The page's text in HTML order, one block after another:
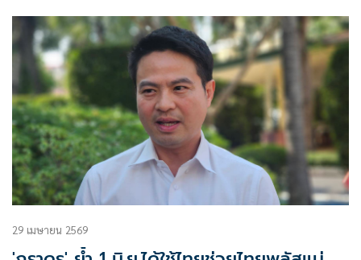
29 เมษายน 2569